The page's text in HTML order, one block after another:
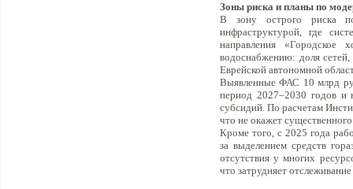
Зоны риска и планы по
В зону острого риска
инфраструктурой, где
направления «Городское
водоснабжению: доля
Еврейской автономной
Выявленные ФАС 10 млрд
период 2027–2030 годов и
субсидий. По расчетам
что не окажет
Кроме того, с 2025 года
за выделением средств
отсутствия у многих
что затрудняет